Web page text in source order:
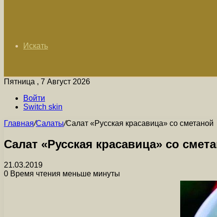
Искать
Пятница , 7 Август 2026
Войти
Switch skin
Главная/Салаты/Салат «Русская красавица» со сметаной
Салат «Русская красавица» со
21.03.2019
0 Время чтения меньше минуты